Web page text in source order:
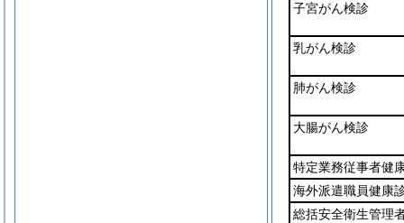
子宮がん検診
乳がん検診
肺がん検診
大腸がん検診
特定業務従事者健
海外派遣職員健康
総括安全衛生管理